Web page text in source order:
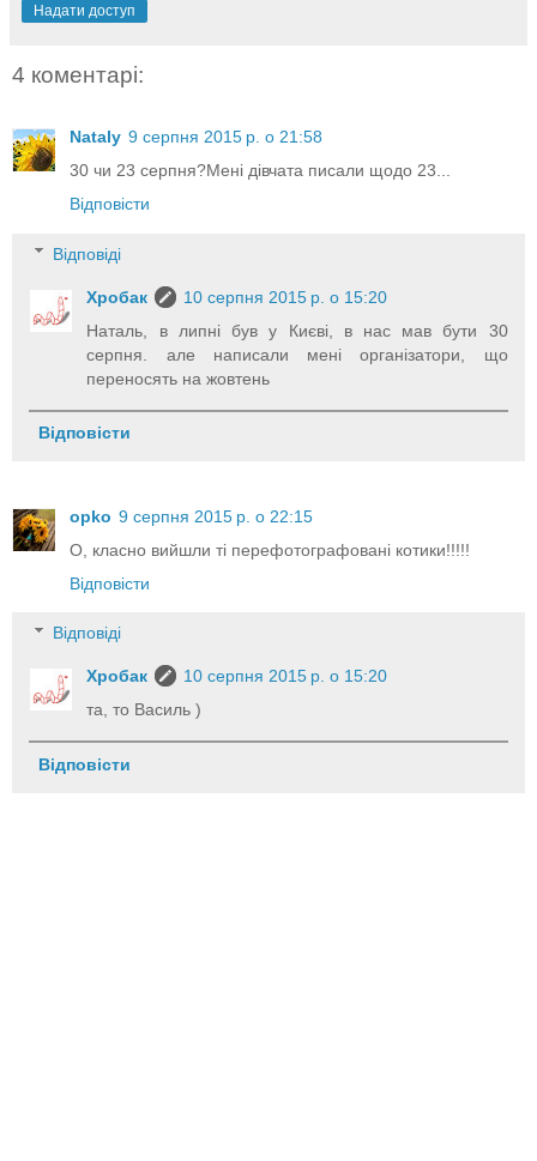
Надати доступ
4 коментарі:
Nataly 9 серпня 2015 р. о 21:58
30 чи 23 серпня?Мені дівчата писали щодо 23...
Відповісти
Відповіді
Хробак
10 серпня 2015 р. о 15:20
Наталь, в липні був у Києві, в нас мав бути 30
серпня. але написали мені організатори, що
переносять на жовтень
Відповісти
opko 9 серпня 2015 р. о 22:15
О, класно вийшли ті перефотографовані котики!!!!!
Відповісти
Відповіді
Хробак
10 серпня 2015 р. о 15:20
та, то Василь )
Відповісти